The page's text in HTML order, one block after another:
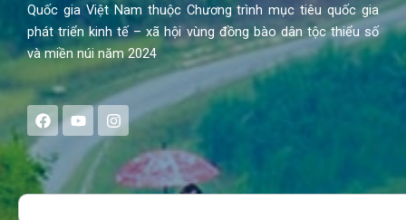
Quốc gia Việt Nam thuộc Chương trình mục tiêu quốc gia
phát triển kinh tế – xã hội vùng đồng bào dân tộc thiểu số
và miền núi năm 2024
F
a
e
b
o
Y
o
t
u
b
I
n
s
a
g
Search